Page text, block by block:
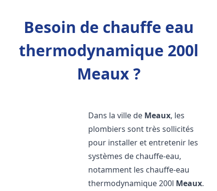
Besoin de chauffe eau
thermodynamique 200l
Meaux ?
Dans la ville de Meaux, les
plombiers sont très sollicités
pour installer et entretenir les
systèmes de chauffe-eau,
notamment les chauffe-eau
thermodynamique 200l Meaux.